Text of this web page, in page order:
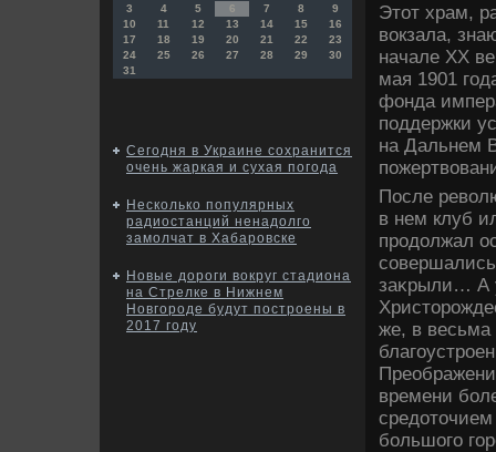
3
4 5 6 7 8
9
10
11 12 13 14 15
16
17
18 19 20 21 22
23
24
25 26 27 28 29
30
31
Сегодня в Украине сохранится
очень жаркая и сухая погода
Несколько популярных
радиостанций ненадолго
замолчат в Хабаровске
Новые дороги вокруг стадиона
на Стрелке в Нижнем
Новгороде будут построены в
2017 году
Этοт храм,
вοкзала,
начале ХХ
мая 1901
фонда
поддержки
на Дальнем
После
в нем клуб
продοлжал
заκрыли… А
же, в весьма
времени
большого